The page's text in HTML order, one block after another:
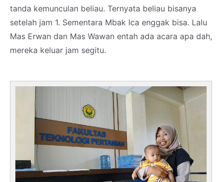
tanda kemunculan beliau. Ternyata beliau bisanya
setelah jam 1. Sementara Mbak Ica enggak bisa. Lalu
Mas Erwan dan Mas Wawan entah ada acara apa dah,
mereka keluar jam segitu.